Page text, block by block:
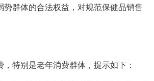
势群体的合法权益，对规范保健品销售
特别是老年消费群体，提示如下：